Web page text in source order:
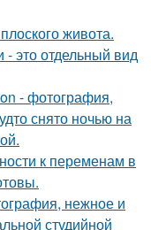
живота.
это отдельный вид
- фотография,
снято ночью на
к переменам в
нежное и
студийной